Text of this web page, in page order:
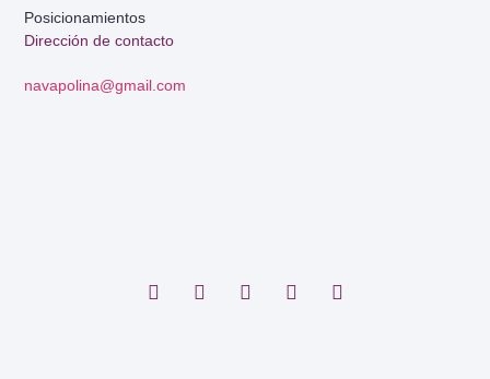
Dirección de contacto
navapolina@gmail.com
Posicionamientos